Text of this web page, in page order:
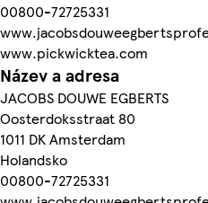
00800-72725331
www.pickwicktea.com
Název a adresa
JACOBS DOUWE EGBERTS
Oosterdoksstraat 80
1011 DK Amsterdam
Holandsko
00800-72725331